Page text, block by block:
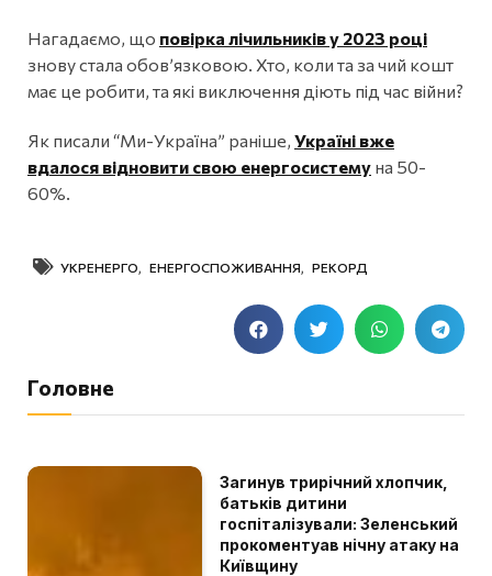
Нагадаємо, що повірка лічильників у 2023 році
знову стала обов’язковою. Хто, коли та за чий кошт
має це робити, та які виключення діють під час війни?
Як писали “Ми-Україна” раніше, Україні вже
вдалося відновити свою енергосистему на 50-
60%.
УКРЕНЕРГО ЕНЕРГОСПОЖИВАННЯ РЕКОРД
Головне
Загинув трирічний хлопчик,
батьків дитини
госпіталізували: Зеленський
прокоментуав нічну атаку на
Київщину